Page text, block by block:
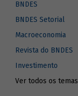
BNDES
BNDES Setorial
Macroeconomia
Revista do BNDES
Investimento
Ver todos os temas